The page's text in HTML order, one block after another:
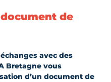
de
avec des
Bretagne vous
d’un document de